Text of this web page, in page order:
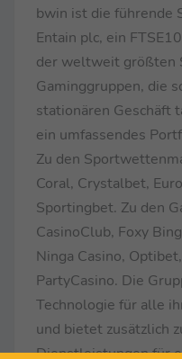
bwin ist die führende
Entain plc, ein
der weltweit größten
Gaminggruppen, die
stationären Geschäft
ein umfassendes
Zu den
Coral, Crystalbet,
Sportingbet. Zu den
CasinoClub, Foxy
Ninga Casino,
PartyCasino. Die
Technologie für alle
und bietet zusätzlich
Dienstleistungen für